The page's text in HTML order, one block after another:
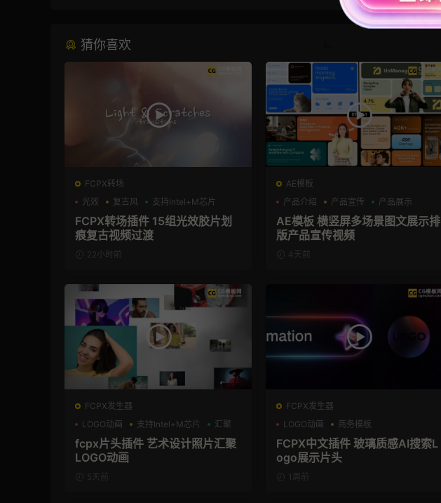
猜你喜欢
FCPX转场
光效
复古风 支持Intel+M芯片
FCPX转场插件 15组光效胶片划
痕复古视频过渡
22小时前
AE模板
产品介绍
产品宣传 产品展示
AE模板 横竖屏多场景图文展示排
版产品宣传视频
4天前
FCPX发生器
LOGO动画
支持Intel+M芯片 汇聚
fcpx片头插件 艺术设计照片汇聚
LOGO动画
5天前
FCPX发生器
LOGO动画
商务模板
支持Intel+M芯片
FCPX中文插件 玻璃质感AI搜索L
ogo展示片头
1周前